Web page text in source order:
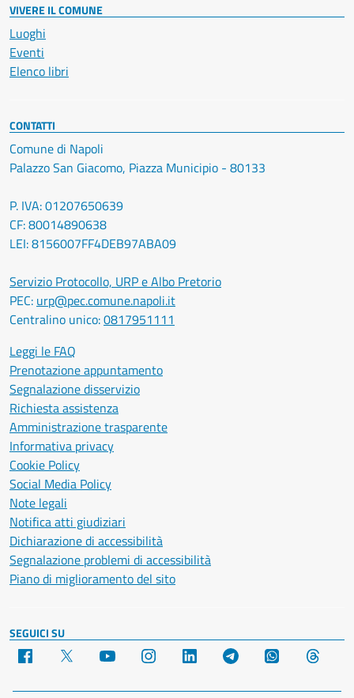
VIVERE IL COMUNE
Luoghi
Eventi
Elenco libri
CONTATTI
Comune di Napoli
Palazzo San Giacomo, Piazza Municipio - 80133
P. IVA: 01207650639
CF: 80014890638
LEI: 8156007FF4DEB97ABA09
Servizio Protocollo, URP e Albo Pretorio
PEC: urp@pec.comune.napoli.it
Centralino unico:0817951111
Leggi le FAQ
Prenotazione appuntamento
Segnalazione disservizio
Richiesta assistenza
Amministrazione trasparente
Informativa privacy
Cookie Policy
Social Media Policy
Note legali
Notifica atti giudiziari
Dichiarazione di accessibilità
Segnalazione problemi di accessibilità
Piano di miglioramento del sito
SEGUICI SU
Facebook YouTube Instagram LinkedIn Telegram WhatsApp